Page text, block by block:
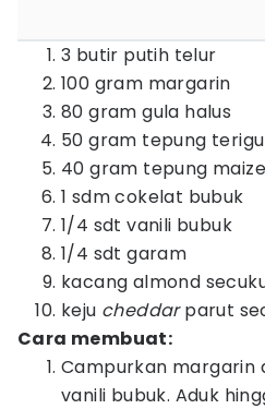
3 butir putih telur
100 gram margarin
80 gram gula halus
50 gram tepung
40 gram tepung
1 sdm cokelat bubuk
1/4 sdt vanili bubuk
1/4 sdt garam
kacang almond
keju cheddarparut
Cara membuat:
Campurkan margarin
vanili bubuk. Aduk